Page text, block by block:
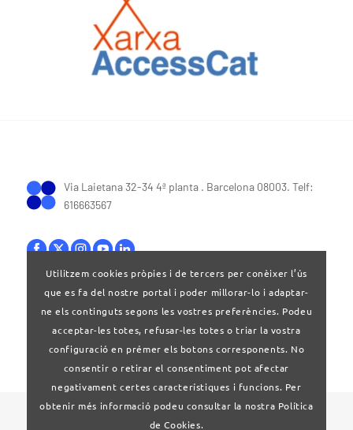
Via Laietana 32-34 4ª planta . Barcelona 08003. Telf:
616663567
Bases legals |Política de privacitat
© 2024 Clúster Audiovisual de Catalunya
Utilitzem cookies pròpies i de tercers per conèixer l’ús
que es fa del nostre portal i poder millorar-lo i adaptar-
ne els continguts segons les vostres preferències. Podeu
acceptar-les totes, refusar-les totes o triar la vostra
configuració en prémer els botons corresponents. No
consentir o retirar el consentiment pot afectar
negativament certes característiques i funcions. Per
obtenir més informació podeu consultar la nostra Política
de Cookies.